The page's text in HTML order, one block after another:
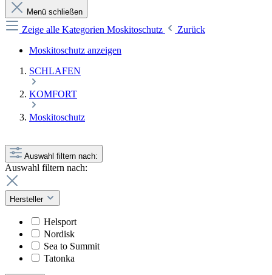
Menü schließen
Zeige alle Kategorien Moskitoschutz
Zurück
Moskitoschutz anzeigen
SCHLAFEN
KOMFORT
Moskitoschutz
Auswahl filtern nach:
Auswahl filtern nach:
Hersteller
Helsport
Nordisk
Sea to Summit
Tatonka